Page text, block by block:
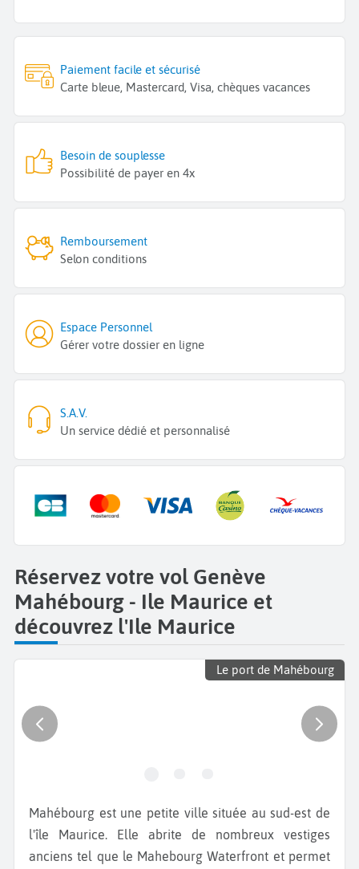
Paiement facile et sécurisé
Carte bleue, Mastercard, Visa, chèques vacances
Besoin de souplesse
Possibilité de payer en 4x
Remboursement
Selon conditions
Espace Personnel
Gérer votre dossier en ligne
S.A.V.
Un service dédié et personnalisé
Réservez votre vol Genève
Mahébourg - Ile Maurice et
découvrez l'Ile Maurice
Le port de Mahébourg
Mahébourg est une petite ville située au sud-est de
l'île Maurice. Elle abrite de nombreux vestiges
anciens tel que le Mahebourg Waterfront et permet